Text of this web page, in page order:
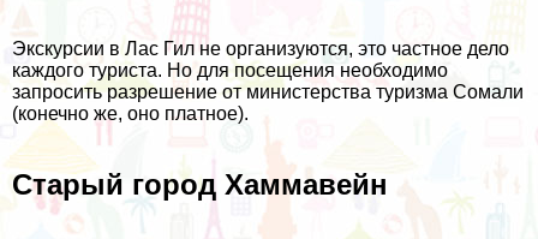
Экскурсии в Лас Гил не организуются, это частное дело
каждого туриста. Но для посещения необходимо
запросить разрешение от министерства туризма Сомали
(конечно же, оно платное).
Старый город Хаммавейн